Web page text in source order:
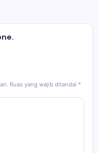
Ruas yang wajib ditandai *